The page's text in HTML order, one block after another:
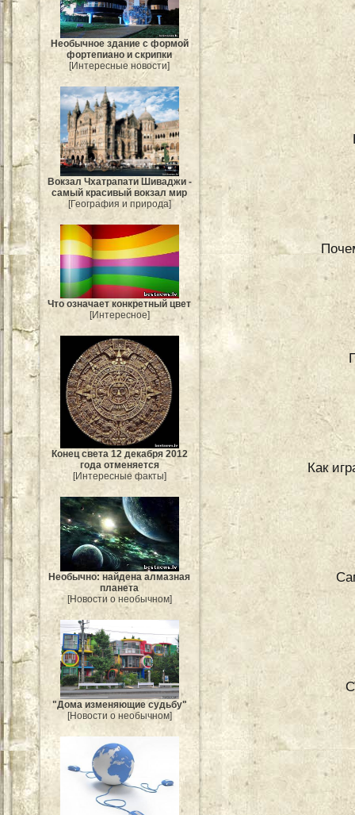
Необычное здание с формой
фортепиано и скрипки
[Интересные новости]
Вокзал Чхатрапати Шиваджи -
самый красивый вокзал мир
[География и природа]
Что означает конкретный цвет
[Интересное]
Конец света 12 декабря 2012
года отменяется
[Интересные факты]
Необычно: найдена алмазная
планета
[Новости о необычном]
"Дома изменяющие судьбу"
[Новости о необычном]
Как